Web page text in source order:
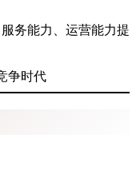
务能力、运营能力提